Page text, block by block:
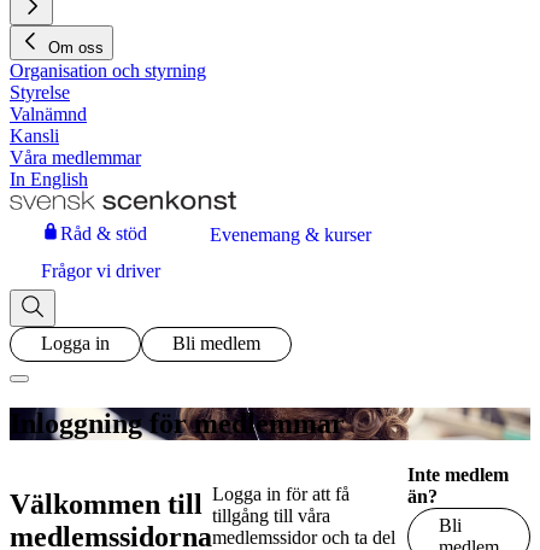
Om oss
Organisation och styrning
Styrelse
Valnämnd
Kansli
Våra medlemmar
In English
Råd & stöd
Evenemang & kurser
Frågor vi driver
Logga in Bli medlem
Inloggning för medlemmar
Välkommen till
medlemssidorna
Logga in för att få
tillgång till våra
medlemssidor och ta del
Inte medlem
än?
Bli